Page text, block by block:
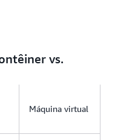
vs.
Máquina virtual